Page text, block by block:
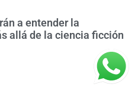
a entender la
allá de la ciencia ficción